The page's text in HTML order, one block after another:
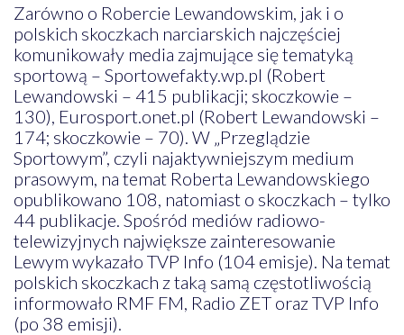
Zarówno o Robercie Lewandowskim, jak i o
polskich skoczkach narciarskich najczęściej
komunikowały media zajmujące się tematyką
sportową – Sportowefakty.wp.pl (Robert
Lewandowski – 415 publikacji; skoczkowie –
130), Eurosport.onet.pl (Robert Lewandowski –
174; skoczkowie – 70). W „Przeglądzie
Sportowym”, czyli najaktywniejszym medium
prasowym, na temat Roberta Lewandowskiego
opublikowano 108, natomiast o skoczkach – tylko
44 publikacje. Spośród mediów radiowo-
telewizyjnych największe zainteresowanie
Lewym wykazało TVP Info (104 emisje). Na temat
polskich skoczkach z taką samą częstotliwością
informowało RMF FM, Radio ZET oraz TVP Info
(po 38 emisji).